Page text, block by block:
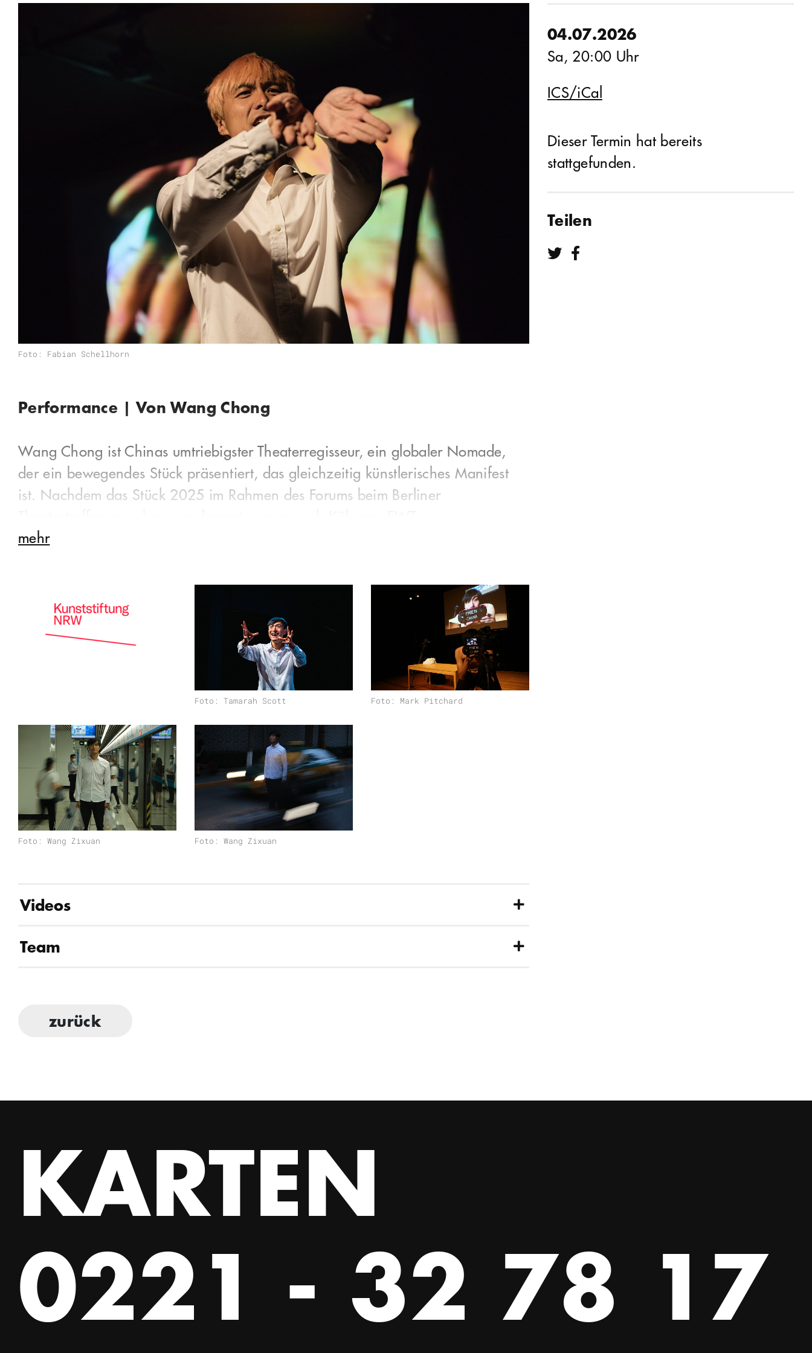
Foto: Fabian Schellhorn
Performance | Von Wang Chong
Wang Chong ist Chinas umtriebigster Theaterregisseur, ein globaler Nomade,
der ein bewegendes Stück präsentiert, das gleichzeitig künstlerisches Manifest
ist. Nachdem das Stück 2025 im Rahmen des Forums beim Berliner
Geheimniskrämerei? Diese Frage können wir auch nicht wirklich beantworten.
Was aber können wir sagen? Diese Performance ist ein überraschendes Solo
über kreative Risikobereitschaft. Wang Chong findet sich selbst alleine auf einer
Bühne wieder und präsentiert ein persönliches Manifest über das künstlerische
Schaffen in der Heimat und im Ausland: eine Performance mit genauso vielen
„Made in China 2.0“ ist nicht nur ein erhellendes Porträt von Familie und
Popkultur, es ist auch eine bewegende Betrachtung der Rolle von Künstler:innen
und Provokateur:innen in unsicheren Zeiten. Diese Arbeit feierte ihre Premiere
2023 in Boston und wurde seitdem mehr als 60 Mal auf sechs Kontinenten
gezeigt.
Wang Chong
ist der Gründer des Théâtre du Rêve Expérimental, einer in
mit den meisten internationalen Aufträgen: Seine Werke wurden in mehr als 20
Ländern aufgeführt und von Kritiker:innen in aller Welt gelobt. Wang Chongs
Arbeiten denken klassische und zeitgenössische Literaturen radikal neu,
das 2013 mit dem Festival/Tokyo Award ausgezeichnet wurde; „Lu Xun“, das
Wang Chong gets probably more around than any other Chinese theatre
artistic manifesto. After being presented in 2025 as part of the framing program
at the Berliner Theatertreffen, the piece now comes to the FWT: Cologne.
We can’t really tell you what this show is about. Why the mystery? Well, we
mehr
Foto: Tamarah Scott Foto: Mark Pitchard
Foto: Wang Zixuan Foto: Wang Zixuan
Videos
Team
04.07.2026
Sa, 20:00 Uhr
ICS/iCal
Dieser Termin hat bereits
stattgefunden.
Teilen
Teilen bei Twitter
zurück
KARTEN
0221 - 32 78 17